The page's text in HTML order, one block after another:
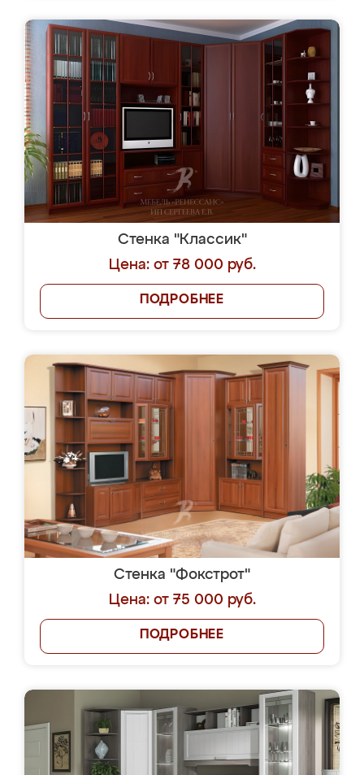
Стенка "Классик"
Цена: от 78 000 руб.
ПОДРОБНЕЕ
Стенка "Фокстрот"
Цена: от 75 000 руб.
ПОДРОБНЕЕ